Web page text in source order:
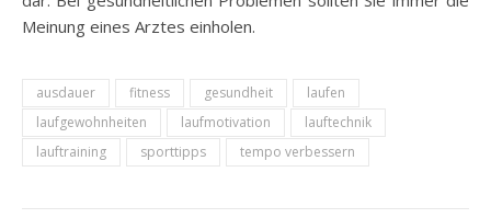
Meinung eines Arztes einholen.
ausdauer fitness gesundheit
laufen
laufgewohnheiten
laufmotivation
lauftechnik
lauftraining
sporttipps tempo verbessern